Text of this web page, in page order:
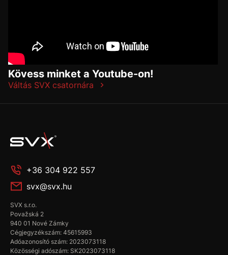
Kövess minket a Youtube-on!
Váltás SVX csatornára
+36 304 922 557
svx@svx.hu
SVX s.r.o.
Považská 2
940 01 Nové Zámky
Cégjegyzékszám: 45615993
Adóazonosító szám: 2023073118
Közösségi adószám: SK2023073118